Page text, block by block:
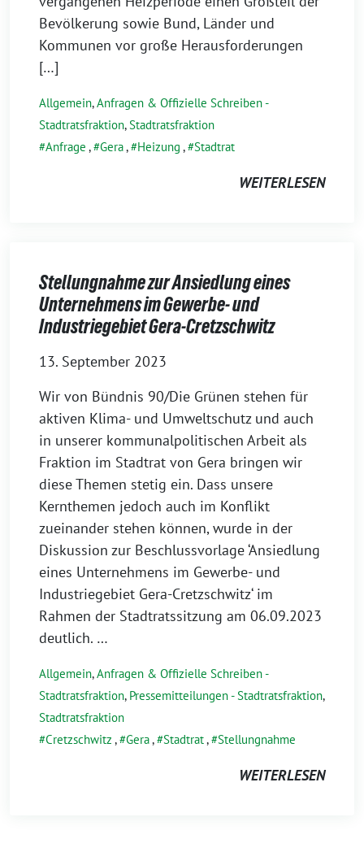
Bevölkerung sowie Bund, Länder und
Kommunen vor große Herausforderungen
[…]
Allgemein,Anfragen & Offizielle Schreiben -
Stadtratsfraktion,Stadtratsfraktion
Anfrage , Gera, Heizung , Stadtrat
WEITERLESEN
Stellungnahme zur Ansiedlung eines
Unternehmens im Gewerbe- und
Industriegebiet Gera-Cretzschwitz
13. September 2023
Wir von Bündnis 90/Die Grünen stehen für
aktiven Klima- und Umweltschutz und auch
in unserer kommunalpolitischen Arbeit als
Fraktion im Stadtrat von Gera bringen wir
diese Themen stetig ein. Dass unsere
Kernthemen jedoch auch im Konflikt
zueinander stehen können, wurde in der
Diskussion zur Beschlussvorlage ‘Ansiedlung
eines Unternehmens im Gewerbe- und
Industriegebiet Gera-Cretzschwitz‘ im
Rahmen der Stadtratssitzung am 06.09.2023
deutlich. …
Allgemein,Anfragen & Offizielle Schreiben -
Stadtratsfraktion, Pressemitteilungen - Stadtratsfraktion,
Stadtratsfraktion
Cretzschwitz , Gera, Stadtrat, Stellungnahme
WEITERLESEN